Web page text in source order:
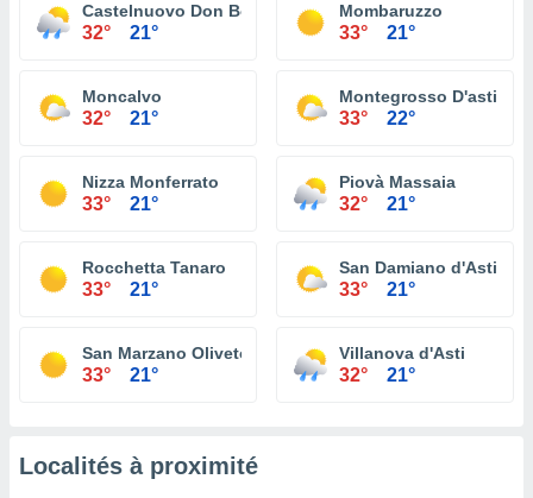
Castelnuovo Don Bosco
32° 21°
Mombaruzzo
33° 21°
Moncalvo
32° 21°
Montegrosso D'asti
33° 22°
Nizza Monferrato
33° 21°
Piovà Massaia
32° 21°
Rocchetta Tanaro
33° 21°
San Damiano d'Asti
33° 21°
San Marzano Oliveto
33° 21°
Villanova d'Asti
32° 21°
Localités à proximité